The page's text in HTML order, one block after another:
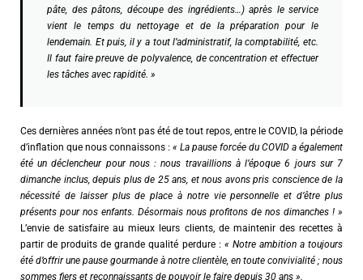
pâte, des pâtons, découpe des ingrédients…) après le service
vient le temps du nettoyage et de la préparation pour le
lendemain. Et puis, il y a tout l’administratif, la comptabilité, etc.
Il faut faire preuve de polyvalence, de concentration et effectuer
les tâches avec rapidité. »
Ces dernières années n’ont pas été de tout repos, entre le COVID, la période
d’inflation que nous connaissons : « La pause forcée du COVID a également
été un déclencheur pour nous : nous travaillions à l’époque 6 jours sur 7
dimanche inclus, depuis plus de 25 ans, et nous avons pris conscience de la
nécessité de laisser plus de place à notre vie personnelle et d’être plus
présents pour nos enfants. Désormais nous profitons de nos dimanches ! »
L’envie de satisfaire au mieux leurs clients, de maintenir des recettes à
partir de produits de grande qualité perdure : « Notre ambition a toujours
été d’offrir une pause gourmande à notre clientèle, en toute convivialité ; nous
sommes fiers et reconnaissants de pouvoir le faire depuis 30 ans ».